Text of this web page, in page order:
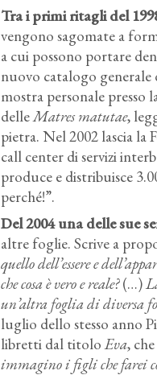
Tra i primi ritagli del
vengono sagomate a
a cui possono portare
nuovo catalogo generale
mostra personale
delleMatres matutae,
pietra. Nel 2002 lascia la
call center di servizi
produce e distribuisce
perché!”.
Del 2004 una delle sue
altre foglie. Scrive a
quello dell’essere e
che cosa è vero e reale?(…)
un’altra foglia di diversa
luglio dello stesso anno
libretti dal titoloEva,
immagino i figli che farei